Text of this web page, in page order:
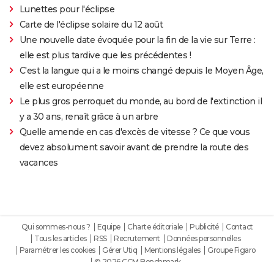
Lunettes pour l'éclipse
Carte de l'éclipse solaire du 12 août
Une nouvelle date évoquée pour la fin de la vie sur Terre :
elle est plus tardive que les précédentes !
C'est la langue qui a le moins changé depuis le Moyen Âge,
elle est européenne
Le plus gros perroquet du monde, au bord de l'extinction il
y a 30 ans, renaît grâce à un arbre
Quelle amende en cas d'excès de vitesse ? Ce que vous
devez absolument savoir avant de prendre la route des
vacances
Qui sommes-nous ? Equipe Charte éditoriale Publicité
Contact
Tous les articles
RSS Recrutement
Données personnelles
Paramétrer les cookies
Gérer Utiq Mentions légales
Groupe Figaro